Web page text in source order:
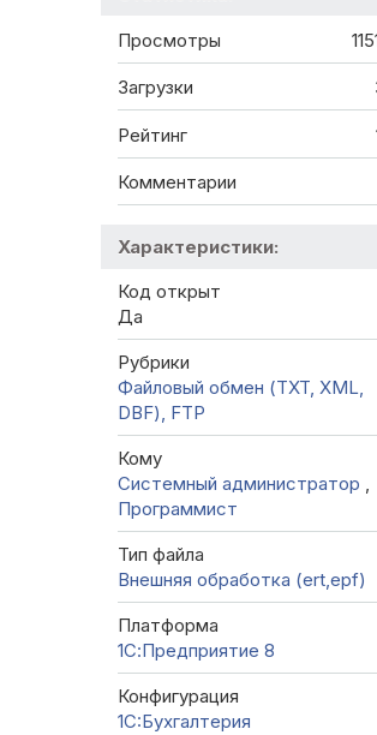
Просмотры
Загрузки
Рейтинг
Комментарии
Характеристики:
Код открыт
Да
Рубрики
Файловый обмен (TXT, XML,
DBF), FTP
Кому
Системный администратор ,
Программист
Тип файла
Внешняя обработка (ert,epf)
Платформа
1С:Предприятие 8
Конфигурация
1C:Бухгалтерия